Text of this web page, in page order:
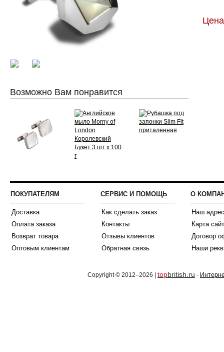
Возможно Вам понравится
ПОКУПАТЕЛЯМ
Доставка
Оплата заказа
Возврат товара
Оптовым клиентам
СЕРВИС И ПОМОЩЬ
Как сделать заказ
Контакты
Отзывы клиентов
Обратная связь
О
Наш адрес
Карта
Договор
Наши
Copyright © 2012–2026 | topbritish.ru -